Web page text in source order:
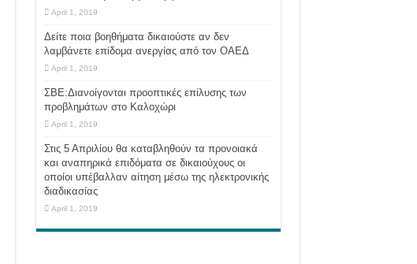
April 1, 2019
Δείτε ποια βοηθήματα δικαιούστε αν δεν
λαμβάνετε επίδομα ανεργίας από τον ΟΑΕΔ
April 1, 2019
ΣΒΕ:Διανοίγονται προοπτικές επίλυσης των
προβλημάτων στο Καλοχώρι
April 1, 2019
Στις 5 Απριλίου θα καταβληθούν τα προνοιακά
και αναπηρικά επιδόματα σε δικαιούχους οι
οποίοι υπέβαλλαν αίτηση μέσω της ηλεκτρονικής
διαδικασίας
April 1, 2019